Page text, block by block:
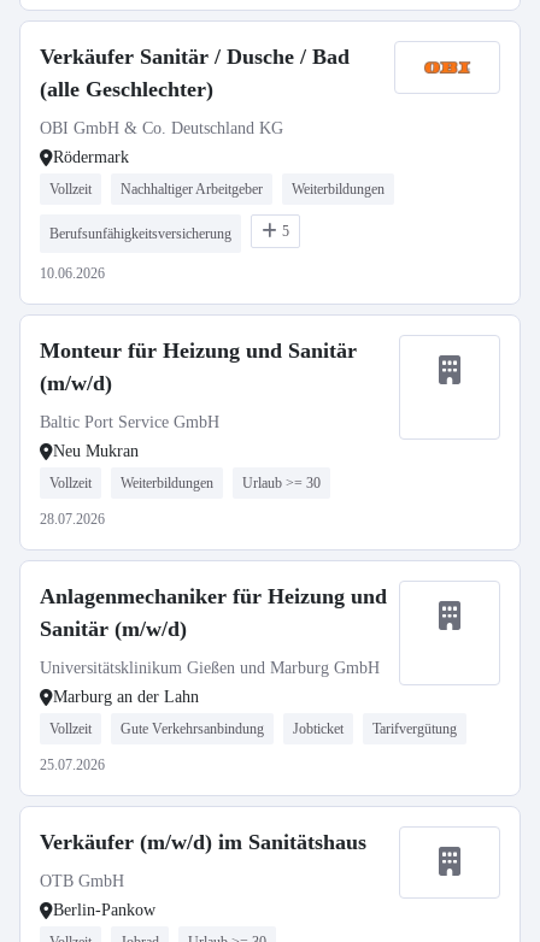
Verkäufer Sanitär / Dusche / Bad
(alle Geschlechter)
OBI GmbH & Co. Deutschland KG
Rödermark
Vollzeit Nachhaltiger Arbeitgeber Weiterbildungen
Berufsunfähigkeitsversicherung 5
10.06.2026
Monteur für Heizung und Sanitär
(m/w/d)
Baltic Port Service GmbH
Neu Mukran
Vollzeit Weiterbildungen Urlaub >= 30
28.07.2026
Anlagenmechaniker für Heizung und
Sanitär (m/w/d)
Universitätsklinikum Gießen und Marburg GmbH
Marburg an der Lahn
Vollzeit Gute Verkehrsanbindung Jobticket Tarifvergütung
25.07.2026
Verkäufer (m/w/d) im Sanitätshaus
OTB GmbH
Berlin-Pankow